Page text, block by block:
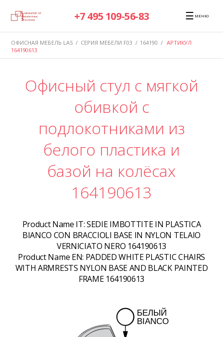
+7 495 109-56-83 ☰ МЕНЮ
ОФИСНАЯ МЕБЕЛЬ LAS / СЕРИЯ МЕБЕЛИ F03 / 164190 / АРТИКУЛ
164190613
Офисный стул с мягкой
обивкой с
подлокотниками из
белого пластика и
базой на колёсах
164190613
Product Name IT:SEDIE IMBOTTITE IN PLASTICA
BIANCO CON BRACCIOLI BASE IN NYLON TELAIO
VERNICIATO NERO 164190613
Product Name EN: PADDED WHITE PLASTIC CHAIRS
WITH ARMRESTS NYLON BASE AND BLACK PAINTED
FRAME 164190613